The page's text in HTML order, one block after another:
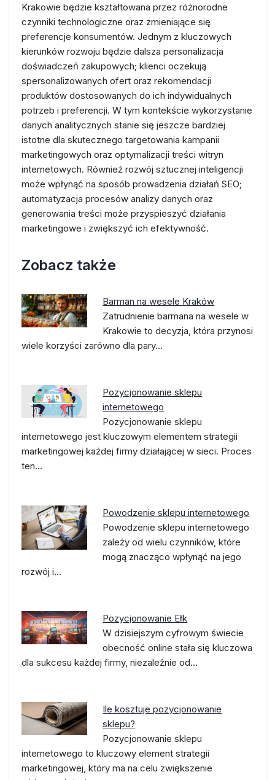
Krakowie będzie kształtowana przez różnorodne
czynniki technologiczne oraz zmieniające się
preferencje konsumentów. Jednym z kluczowych
kierunków rozwoju będzie dalsza personalizacja
doświadczeń zakupowych; klienci oczekują
spersonalizowanych ofert oraz rekomendacji
produktów dostosowanych do ich indywidualnych
potrzeb i preferencji. W tym kontekście wykorzystanie
danych analitycznych stanie się jeszcze bardziej
istotne dla skutecznego targetowania kampanii
marketingowych oraz optymalizacji treści witryn
internetowych. Również rozwój sztucznej inteligencji
może wpłynąć na sposób prowadzenia działań SEO;
automatyzacja procesów analizy danych oraz
generowania treści może przyspieszyć działania
marketingowe i zwiększyć ich efektywność.
Zobacz także
Barman na wesele Kraków
Zatrudnienie barmana na wesele w
Krakowie to decyzja, która przynosi
wiele korzyści zarówno dla pary…
Pozycjonowanie sklepu
internetowego
Pozycjonowanie sklepu
internetowego jest kluczowym elementem strategii
marketingowej każdej firmy działającej w sieci. Proces
ten…
Powodzenie sklepu internetowego
Powodzenie sklepu internetowego
zależy od wielu czynników, które
mogą znacząco wpłynąć na jego
rozwój i…
Pozycjonowanie Ełk
W dzisiejszym cyfrowym świecie
obecność online stała się kluczowa
dla sukcesu każdej firmy, niezależnie od…
Ile kosztuje pozycjonowanie
sklepu?
Pozycjonowanie sklepu
internetowego to kluczowy element strategii
marketingowej, który ma na celu zwiększenie